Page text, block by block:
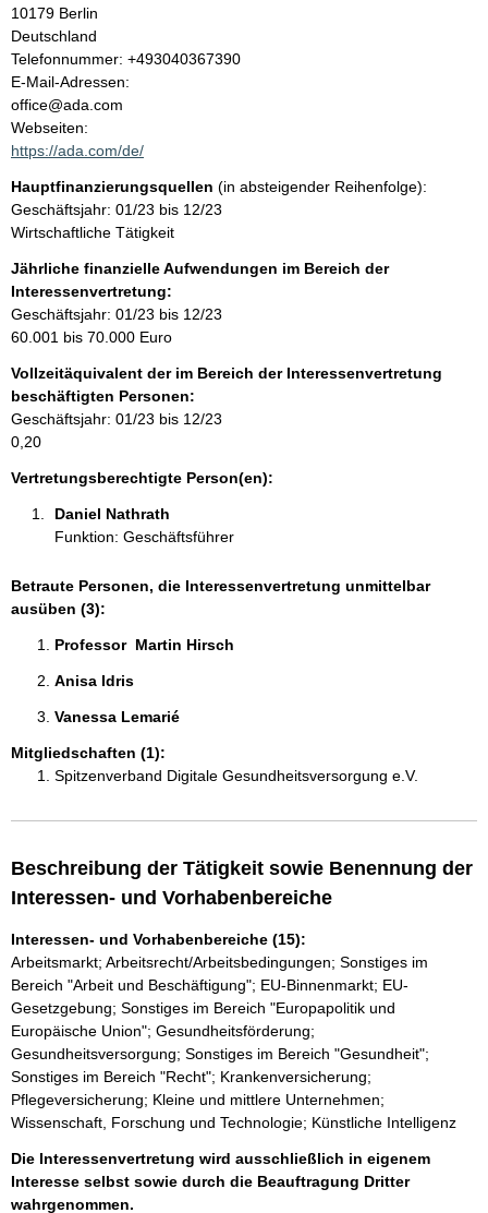
l
t
10179 Berlin
Deutschland
K
o
n
t
a
t
i
n
f
o
r
m
t
i
o
n
e
Telefonnummer: +493040367390
E-Mail-Adressen:
office@ada.com
Webseiten:
https://ada.com/de/
Hauptfinanzierungsquellen (in absteigender Reihenfolge):
Geschäftsjahr: 01/23 bis 12/23
Wirtschaftliche Tätigkeit
Jährliche finanzielle Aufwendungen im Bereich der
Interessenvertretung:
Geschäftsjahr: 01/23 bis 12/23
60.001 bis 70.000 Euro
Vollzeitäquivalent der im Bereich der Interessenvertretung
beschäftigten Personen:
Geschäftsjahr: 01/23 bis 12/23
0,20
Vertretungsberechtigte Person(en):
Daniel Nathrath
Funktion: Geschäftsführer
Betraute Personen, die Interessenvertretung unmittelbar
ausüben (3):
Professor  Martin Hirsch
Anisa Idris
Vanessa Lemarié
Mitgliedschaften (1):
Spitzenverband Digitale Gesundheitsversorgung e.V.
Beschreibung der Tätigkeit sowie Benennung der
Interessen- und Vorhabenbereiche
Interessen- und Vorhabenbereiche (15):
Arbeitsmarkt; Arbeitsrecht/Arbeitsbedingungen; Sonstiges im
Bereich "Arbeit und Beschäftigung"; EU-Binnenmarkt; EU-
Gesetzgebung; Sonstiges im Bereich "Europapolitik und
Europäische Union"; Gesundheitsförderung;
Gesundheitsversorgung; Sonstiges im Bereich "Gesundheit";
Sonstiges im Bereich "Recht"; Krankenversicherung;
Pflegeversicherung; Kleine und mittlere Unternehmen;
Wissenschaft, Forschung und Technologie; Künstliche Intelligenz
Die Interessenvertretung wird ausschließlich in eigenem
Interesse selbst sowie durch die Beauftragung Dritter
wahrgenommen.